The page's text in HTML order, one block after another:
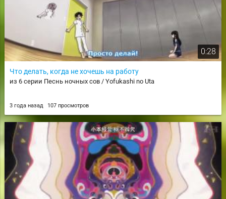
0:28
Что делать, когда не хочешь на работу
из 6 серии Песнь ночных сов / Yofukashi no Uta
3 года назад 107 просмотров